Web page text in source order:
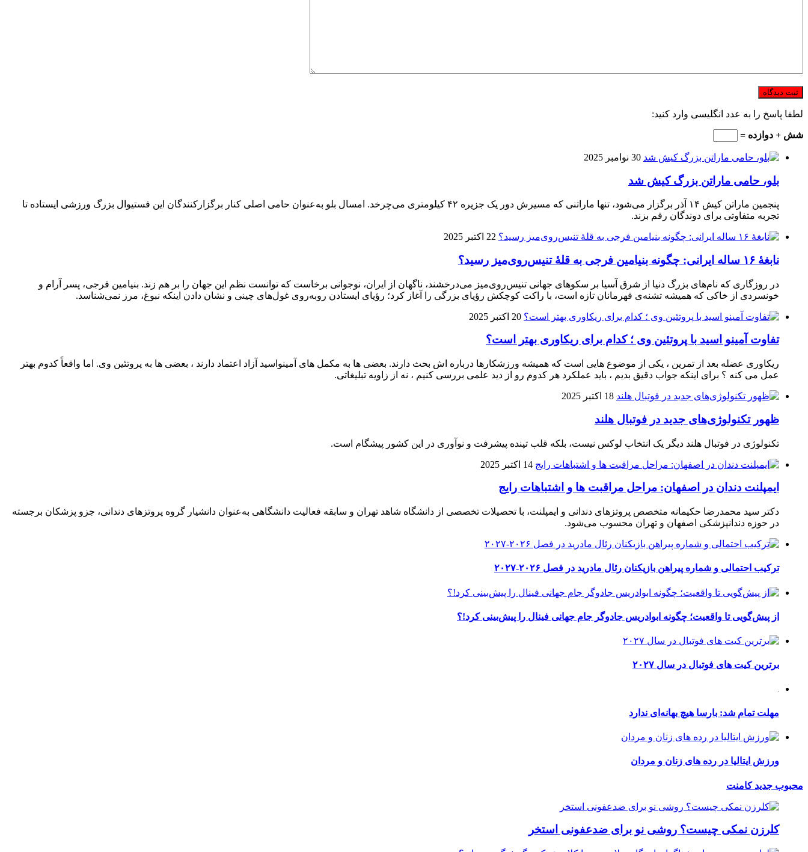
لطفا پاسخ را به عدد انگلیسی وارد کنید:
شش + دوازده =
30 نوامبر 2025
بلو، حامی ماراتن بزرگ کیش شد
پنجمین ماراتن کیش ۱۴ آذر برگزار می‌شود، تنها ماراتنی که مسیرش دور یک جزیره ۴۲ کیلومتری می‌چرخد. امسال بلو به‌عنوان حامی اصلی کنار برگزارکنندگان این فستیوال بزرگ ورزشی ایستاده تا
تجربه متفاوتی برای دوندگان رقم بزند.
22 اکتبر 2025
نابغهٔ ۱۶ ساله ایرانی: چگونه بنیامین فرجی به قلهٔ تنیس‌روی‌میز رسید؟
در روزگاری که نام‌های بزرگ دنیا از شرق آسیا بر سکوهای جهانی تنیس‌روی‌میز می‌درخشند، ناگهان از ایران، نوجوانی برخاست که توانست نظم این جهان را بر هم زند. بنیامین فرجی، پسر آرام و
خونسردی از خاکی که همیشه تشنه‌ی قهرمانان تازه است، با راکت کوچکش رؤیای بزرگی را آغاز کرد؛ رؤیای ایستادن روبه‌روی غول‌های چینی و نشان دادن اینکه نبوغ، مرز نمی‌شناسد.
20 اکتبر 2025
تفاوت آمینو اسید با پروتئین وی ؛ کدام برای ریکاوری بهتر است؟
ریکاوری عضله بعد از تمرین ، یکی از موضوع‌ هایی‌ است که همیشه ورزشکارها درباره‌ اش بحث دارند. بعضی‌ ها به مکمل‌ های آمینواسید آزاد اعتماد دارند ، بعضی‌ ها به پروتئین وی. اما واقعاً کدوم بهتر
عمل می‌ کنه ؟ برای اینکه جواب دقیق بدیم ، باید عملکرد هر کدوم رو از دید علمی بررسی کنیم ، نه از زاویه تبلیغاتی.
18 اکتبر 2025
ظهور تکنولوژی‌های جدید در فوتبال هلند
تکنولوژی در فوتبال هلند دیگر یک انتخاب لوکس نیست، بلکه قلب تپنده پیشرفت و نوآوری در این کشور پیشگام است.
14 اکتبر 2025
ایمپلنت دندان در اصفهان: مراحل مراقبت ها و اشتباهات رایج
دکتر سید محمدرضا حکیمانه متخصص پروتزهای دندانی و ایمپلنت، با تحصیلات تخصصی از دانشگاه شاهد تهران و سابقه فعالیت دانشگاهی به‌عنوان دانشیار گروه پروتزهای دندانی، جزو پزشکان برجسته
در حوزه دندانپزشکی اصفهان و تهران محسوب می‌شود.
ترکیب احتمالی و شماره پیراهن بازیکنان رئال مادرید در فصل ۲۰۲۶-۲۰۲۷
از پیش‌گویی تا واقعیت؛ چگونه ابوادریس جادوگر جام جهانی فینال را پیش‌بینی کرد!؟
برترین کیت های فوتبال در سال ۲۰۲۷
مهلت تمام شد: بارسا هیچ بهانه‌‌ای ندارد
ورزش ایتالیا در رده های زنان و مردان
محبوب جدیدکامنت
کلرزن نمکی چیست؟ روشی نو برای ضدعفونی استخر